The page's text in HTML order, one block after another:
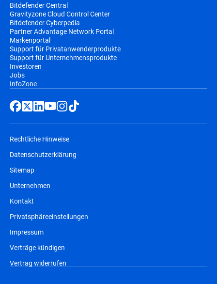
Bitdefender Central
Gravityzone Cloud Control Center
Bitdefender Cyberpedia
Partner Advantage Network Portal
Markenportal
Support für Privatanwenderprodukte
Support für Unternehmensprodukte
Investoren
Jobs
InfoZone
Rechtliche Hinweise
Datenschutzerklärung
Sitemap
Unternehmen
Kontakt
Privatsphäreeinstellungen
Impressum
Verträge kündigen
Vertrag widerrufen